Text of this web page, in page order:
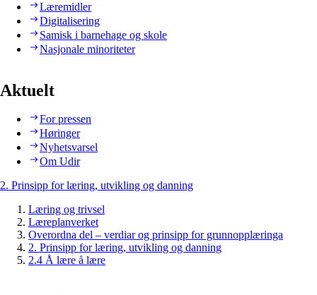
Læremidler
Digitalisering
Samisk i barnehage og skole
Nasjonale minoriteter
Aktuelt
For pressen
Høringer
Nyhetsvarsel
Om Udir
2. Prinsipp for læring, utvikling og danning
Læring og trivsel
Læreplanverket
Overordna del – verdiar og prinsipp for grunnopplæringa
2. Prinsipp for læring, utvikling og danning
2.4 Å lære å lære